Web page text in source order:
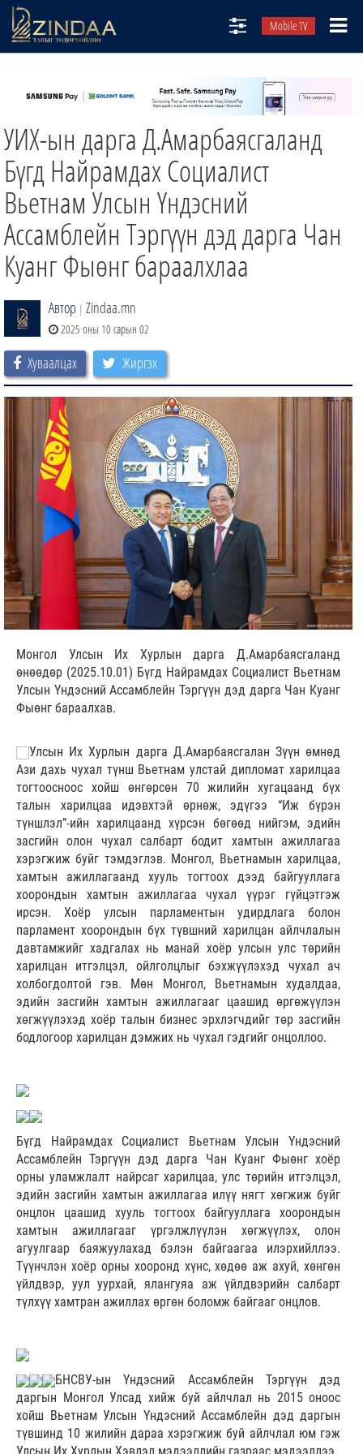
Mobile TV
ТВ8
ӨГЛӨӨНИЙ СОНИН
АУДИО ЗОХИОЛ
ЗИНДАА СЭТГҮҮЛ
УИХ-ын дарга Д.Амарбаясгаланд
Бүгд Найрамдах Социалист
Вьетнам Улсын Үндэсний
Ассамблейн Тэргүүн дэд дарга Чан
Куанг Фыөнг бараалхлаа
Автор | Zindaa.mn
2025 оны 10 сарын 02
Хуваалцах Жиргэх
Монгол Улсын Их Хурлын дарга Д.Амарбаясгаланд
өнөөдөр (2025.10.01) Бүгд Найрамдах Социалист Вьетнам
Улсын Үндэсний Ассамблейн Тэргүүн дэд дарга Чан Куанг
Фыөнг бараалхав.
Улсын Их Хурлын дарга Д.Амарбаясгалан Зүүн өмнөд
Ази дахь чухал түнш Вьетнам улстай дипломат харилцаа
тогтоосноос хойш өнгөрсөн 70 жилийн хугацаанд бүх
талын харилцаа идэвхтэй өрнөж, эдүгээ “Иж бүрэн
түншлэл”-ийн харилцаанд хүрсэн бөгөөд нийгэм, эдийн
засгийн олон чухал салбарт бодит хамтын ажиллагаа
хэрэгжиж буйг тэмдэглэв. Монгол, Вьетнамын харилцаа,
хамтын ажиллагаанд хууль тогтоох дээд байгууллага
хоорондын хамтын ажиллагаа чухал үүрэг гүйцэтгэж
ирсэн. Хоёр улсын парламентын удирдлага болон
парламент хоорондын бүх түвшний харилцан айлчлалын
давтамжийг хадгалах нь манай хоёр улсын улс төрийн
харилцан итгэлцэл, ойлголцлыг бэхжүүлэхэд чухал ач
холбогдолтой гэв. Мөн Монгол, Вьетнамын худалдаа,
эдийн засгийн хамтын ажиллагааг цаашид өргөжүүлэн
хөгжүүлэхэд хоёр талын бизнес эрхлэгчдийг төр засгийн
бодлогоор харилцан дэмжих нь чухал гэдгийг онцоллоо.
Бүгд Найрамдах Социалист Вьетнам Улсын Үндэсний
Ассамблейн Тэргүүн дэд дарга Чан Куанг Фыөнг хоёр
орны уламжлалт найрсаг харилцаа, улс төрийн итгэлцэл,
эдийн засгийн хамтын ажиллагаа илүү нягт хөгжиж буйг
онцлон цаашид хууль тогтоох байгууллага хоорондын
хамтын ажиллагааг үргэлжлүүлэн хөгжүүлэх, олон
агуулгаар баяжуулахад бэлэн байгаагаа илэрхийллээ.
Түүнчлэн хоёр орны хооронд хүнс, хөдөө аж ахуй, хөнгөн
үйлдвэр, уул уурхай, ялангуяа аж үйлдвэрийн салбарт
түлхүү хамтран ажиллах өргөн боломж байгааг онцлов.
БНСВУ-ын Үндэсний Ассамблейн Тэргүүн дэд
даргын Монгол Улсад хийж буй айлчлал нь 2015 оноос
хойш Вьетнам Улсын Үндэсний Ассамблейн дэд даргын
түвшинд 10 жилийн дараа хэрэгжиж буй айлчлал юм гэж